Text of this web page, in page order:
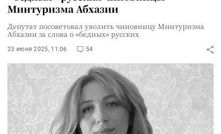
Минтуризма Абхазии
Депутат посоветовал уволить чиновницу Минтуризма
Абхазии за слова о «бедных» русских
23 июня 2025, 11:06 54